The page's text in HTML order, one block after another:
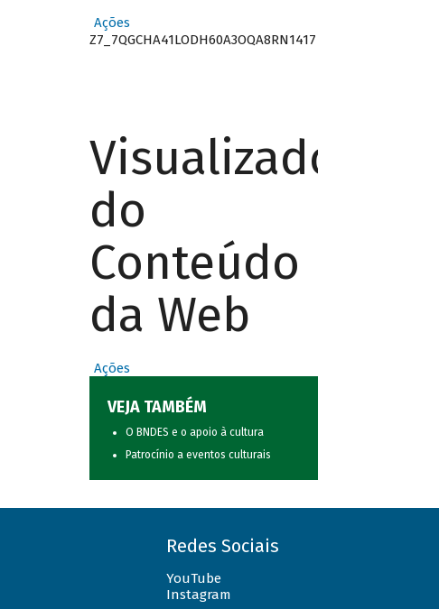
Ações
Z7_7QGCHA41LODH60A3OQA8RN1417
Visualizador
do
Conteúdo
da Web
Ações
VEJA TAMBÉM
O BNDES e o apoio à cultura
Patrocínio a eventos culturais
Redes Sociais
YouTube
Instagram